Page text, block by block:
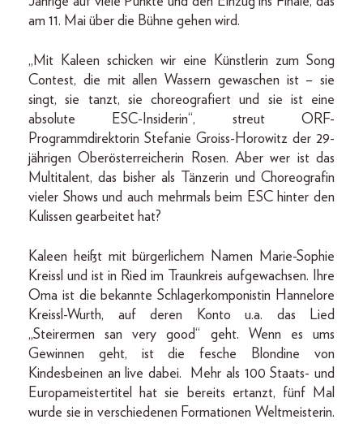
am 11. Mai über die Bühne gehen wird.
„Mit Kaleen schicken wir eine Künstlerin zum Song
Contest, die mit allen Wassern gewaschen ist – sie
singt, sie tanzt, sie choreografiert und sie ist eine
absolute ESC-Insiderin“, streut ORF-
Programmdirektorin Stefanie Groiss-Horowitz der 29-
jährigen Oberösterreicherin Rosen. Aber wer ist das
Multitalent, das bisher als Tänzerin und Choreografin
vieler Shows und auch mehrmals beim ESC hinter den
Kulissen gearbeitet hat?
Kaleen heißt mit bürgerlichem Namen Marie-Sophie
Kreissl und ist in Ried im Traunkreis aufgewachsen. Ihre
Oma ist die bekannte Schlagerkomponistin Hannelore
Kreissl-Wurth, auf deren Konto u.a. das Lied
„Steirermen san very good“ geht. Wenn es ums
Gewinnen geht, ist die fesche Blondine von
Kindesbeinen an live dabei. Mehr als 100 Staats- und
Europameistertitel hat sie bereits ertanzt, fünf Mal
wurde sie in verschiedenen Formationen Weltmeisterin.